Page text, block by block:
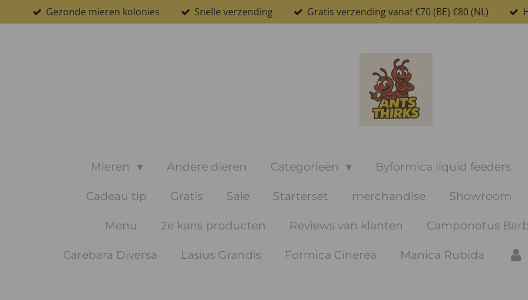
direct
Gezonde mieren kolonies Snelle verzending Gratis verzending vanaf €70 (BE) €80 (NL)
Mieren Andere dieren Categorieën Byformica liquid feeders
Cadeau tip Gratis Sale Starterset merchandise Showroom
Menu 2e kans producten Reviews van klanten Camponotus
Carebara Diversa Lasius Grandis Formica Cinerea Manica Rubida